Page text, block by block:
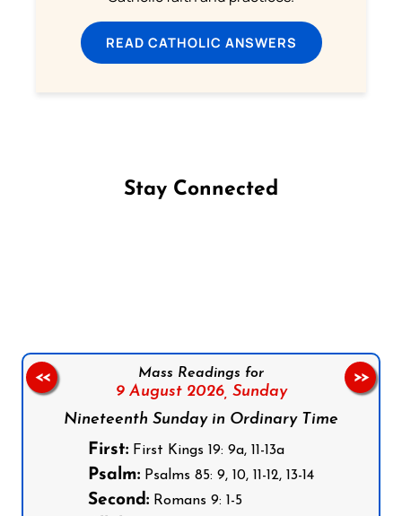
READ CATHOLIC ANSWERS
Stay Connected
Mass Readings for
9 August 2026, Sunday
Nineteenth Sunday in Ordinary Time
First: First Kings 19: 9a, 11-13a
Psalm: Psalms 85: 9, 10, 11-12, 13-14
Second: Romans 9: 1-5
<< >>